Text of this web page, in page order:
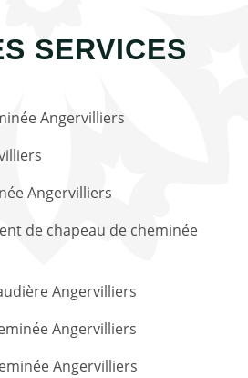
SERVICES
Angervilliers
Angervilliers
Angervilliers
Angervilliers
Angervilliers